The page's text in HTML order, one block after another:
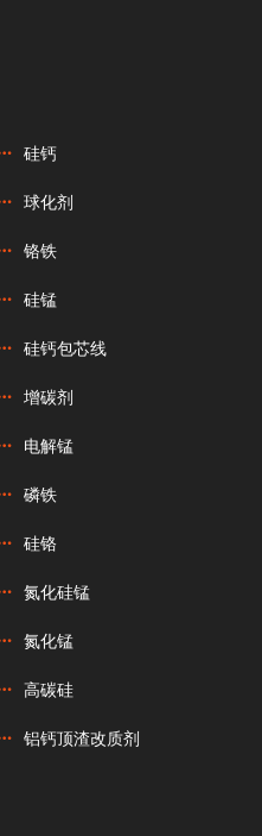
硅钙
球化剂
铬铁
硅锰
硅钙包芯线
增碳剂
电解锰
磷铁
硅铬
氮化硅锰
氮化锰
高碳硅
铝钙顶渣改质剂